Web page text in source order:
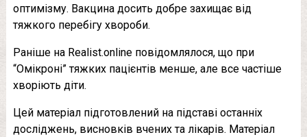
оптимізму. Вакцина досить добре захищає від
тяжкого перебігу хвороби.
Раніше на Realist.online повідомлялося, що при
“Омікроні” тяжких пацієнтів менше, але все частіше
хворіють діти.
Цей матеріал підготовлений на підставі останніх
досліджень, висновків вчених та лікарів. Матеріал